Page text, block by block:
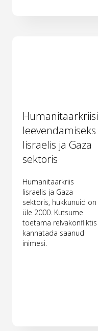
Humanitaarkriisi
leevendamiseks
Iisraelis ja Gaza
sektoris
Humanitaarkriis
Iisraelis ja Gaza
sektoris, hukkunuid on
üle 2000. Kutsume
toetama relvakonfliktis
kannatada saanud
inimesi.